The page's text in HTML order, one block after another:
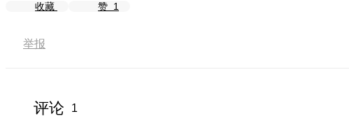
收藏 赞 1
举报
评论 1